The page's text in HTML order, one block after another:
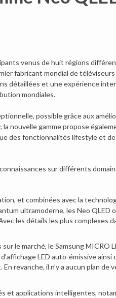
venus de huit régions
fabricant mondial de
détaillées et une expérience
mondiales.
possible grâce aux
nouvelle gamme propose
des fonctionnalités lifestyle et
sur différents
et combinées avec la
ultramoderne, les Neo QLED
les détails les plus complexes
le marché, le Samsung MICRO
LED auto-émissive ainsi
revanche, il n’y a aucun plan de
et applications intelligentes,